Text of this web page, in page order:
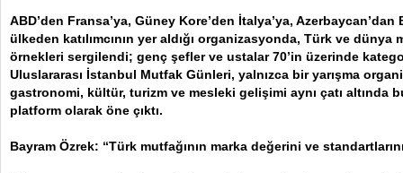
ABD’den Fransa’ya, Güney Kore’den İtalya’ya, Azerbaycan’dan
ülkeden katılımcının yer aldığı organizasyonda, Türk ve dünya
örnekleri sergilendi; genç şefler ve ustalar 70’in üzerinde
Uluslararası İstanbul Mutfak Günleri, yalnızca bir yarışma
gastronomi, kültür, turizm ve mesleki gelişimi aynı çatı altında
platform olarak öne çıktı.
Bayram Özrek: “Türk mutfağının marka değerini ve